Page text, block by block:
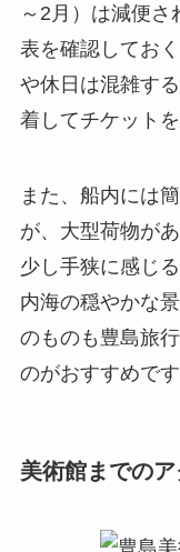
～2月）は減便さ
表を確認してお
や休日は混雑す
着してチケット
また、船内には
が、大型荷物が
少し手狭に感じ
内海の穏やかな
のものも豊島旅
のがおすすめです
美術館までの